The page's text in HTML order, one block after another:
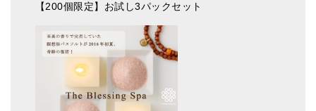
【200個限定】お試し3パックセット